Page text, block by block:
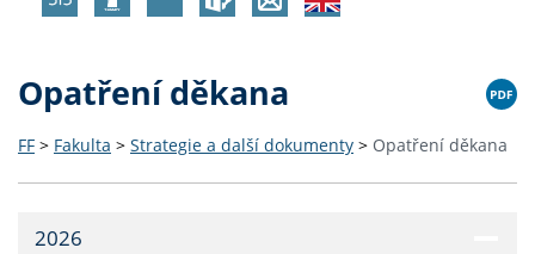
Opatření děkana
FF > Fakulta > Strategie a další dokumenty > Opatření děkana
2026